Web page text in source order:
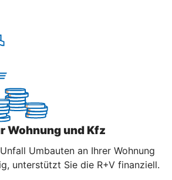
Wohnung und Kfz
Umbauten an Ihrer Wohnung
unterstützt Sie die R+V finanziell.